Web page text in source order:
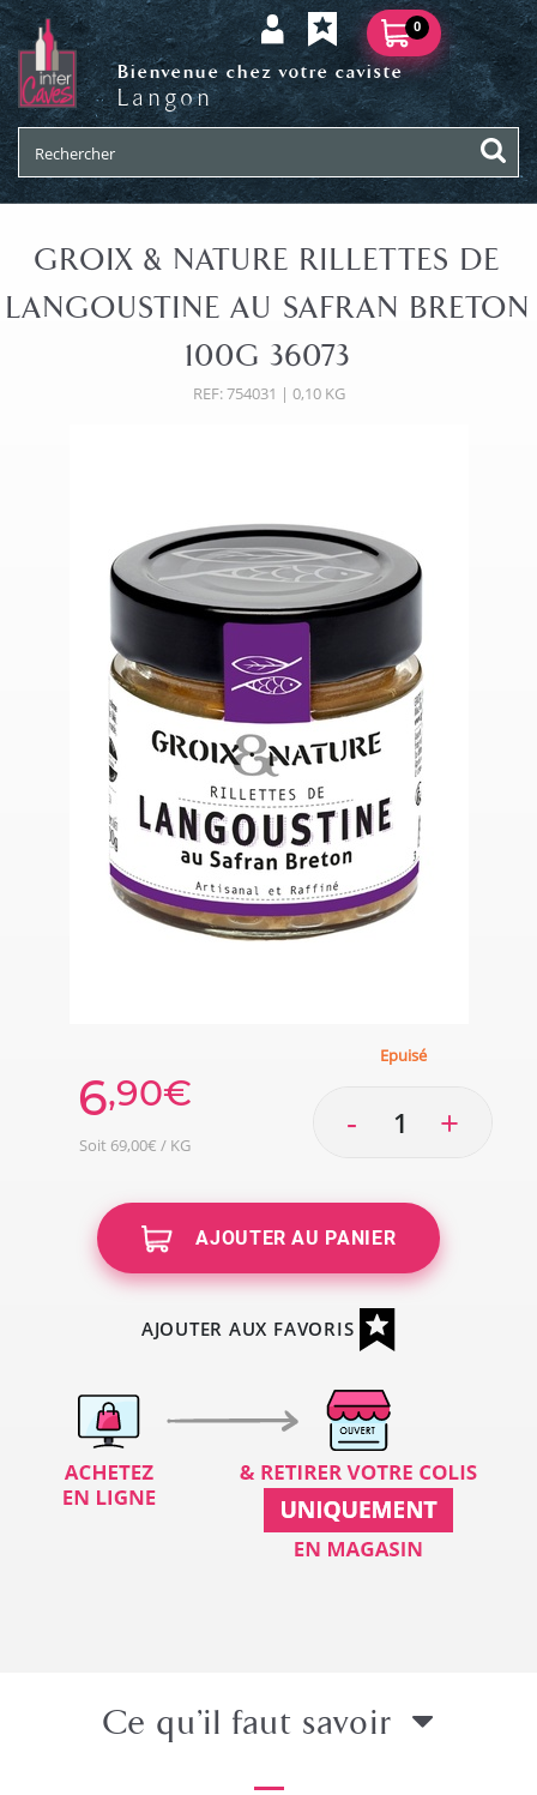
0
Bienvenue chez votre caviste
Langon
GROIX & NATURE RILLETTES DE
LANGOUSTINE AU SAFRAN BRETON
100G 36073
REF: 754031 | 0,10 KG
6,90€
Soit 69,00€ / KG
Epuisé
- +
AJOUTER AU PANIER
AJOUTER AUX FAVORIS
Ce qu’il faut savoir